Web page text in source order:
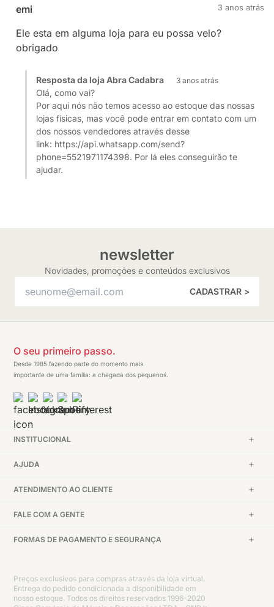
emi 3 anos atrás
Ele esta em alguma loja para eu possa velo?
obrigado
Resposta da loja Abra Cadabra 3 anos atrás
Olá, como vai?
Por aqui nós não temos acesso ao estoque das nossas
lojas físicas, mas você pode entrar em contato com um
dos nossos vendedores através desse
link: https://api.whatsapp.com/send?
phone=5521971174398. Por lá eles conseguirão te
ajudar.
newsletter
Novidades, promoções e conteúdos exclusivos
CADASTRAR >
O seu primeiro passo.
Desde 1985 fazendo parte do momento mais
importante de uma família: a chegada dos pequenos.
INSTITUCIONAL
AJUDA
ATENDIMENTO AO CLIENTE
FALE COM A GENTE
FORMAS DE PAGAMENTO E SEGURANÇA
Preços exclusivos para compras através da loja virtual.
Entrega do pedido condicionada a disponibilidade em
nosso estoque. Todos os direitos reservados 1996-2020